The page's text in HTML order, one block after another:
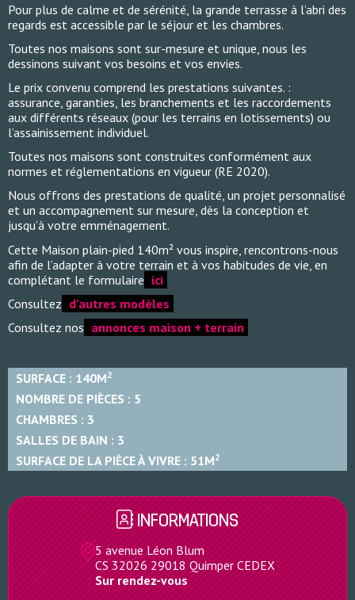
Pour plus de calme et de sérénité, la grande terrasse à l’abri des
regards est accessible par le séjour et les chambres.
Toutes nos maisons sont sur-mesure et unique, nous les
dessinons suivant vos besoins et vos envies.
Le prix convenu comprend les prestations suivantes. :
assurance, garanties, les branchements et les raccordements
aux différents réseaux (pour les terrains en lotissements) ou
l’assainissement individuel.
Toutes nos maisons sont construites conformément aux
normes et réglementations en vigueur (RE 2020).
Nous offrons des prestations de qualité, un projet personnalisé
et un accompagnement sur mesure, dès la conception et
jusqu’à votre emménagement.
Cette Maison plain-pied 140m² vous inspire, rencontrons-nous
afin de l’adapter à votre terrain et à vos habitudes de vie, en
complétant le formulaire ici
Consultez d’autres modèles
Consultez nos annonces maison + terrain
SURFACE : 140M2
NOMBRE DE PIÈCES : 5
CHAMBRES : 3
SALLES DE BAIN : 3
SURFACE DE LA PIÈCE À VIVRE : 51M2
INFORMATIONS
5 avenue Léon Blum
CS 32026 29018 Quimper CEDEX
Sur rendez-vous